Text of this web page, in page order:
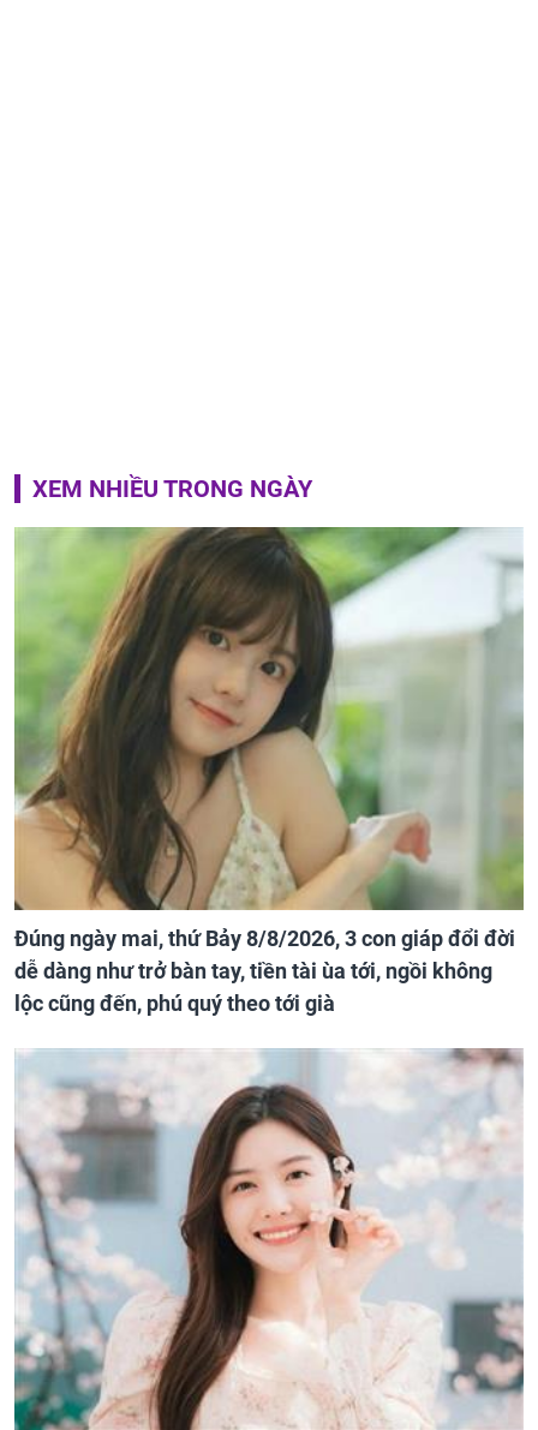
XEM NHIỀU TRONG NGÀY
Đúng ngày mai, thứ Bảy 8/8/2026, 3 con giáp đổi đời
dễ dàng như trở bàn tay, tiền tài ùa tới, ngồi không
lộc cũng đến, phú quý theo tới già